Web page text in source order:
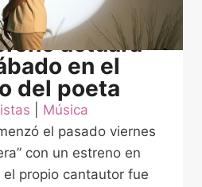
actuará
en el
del poeta
Música
el pasado viernes
con un estreno en
el propio cantautor fue